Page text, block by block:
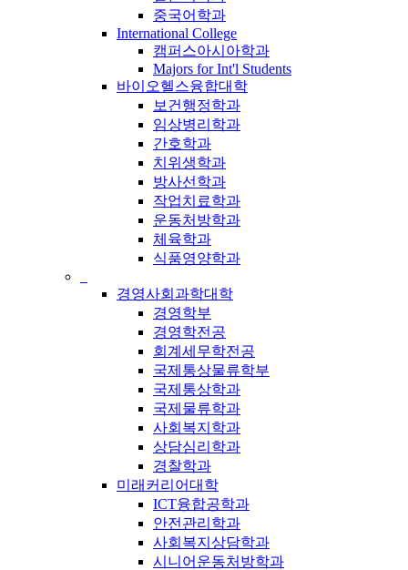
중국어학과
International College
캠퍼스아시아학과
Majors for Int'l Students
바이오헬스융합대학
보건행정학과
임상병리학과
간호학과
치위생학과
방사선학과
작업치료학과
운동처방학과
체육학과
식품영양학과
경영사회과학대학
경영학부
경영학전공
회계세무학전공
국제통상물류학부
국제통상학과
국제물류학과
사회복지학과
상담심리학과
경찰학과
미래커리어대학
ICT융합공학과
안전관리학과
사회복지상담학과
시니어운동처방학과